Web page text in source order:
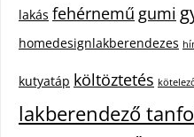
lakás fehérnemű gumi
homedesignlakberendezes
kutyatáp költöztetés
lakberendező